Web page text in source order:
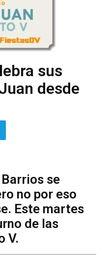
sus
desde
se
no por eso
Este martes
de las
V.